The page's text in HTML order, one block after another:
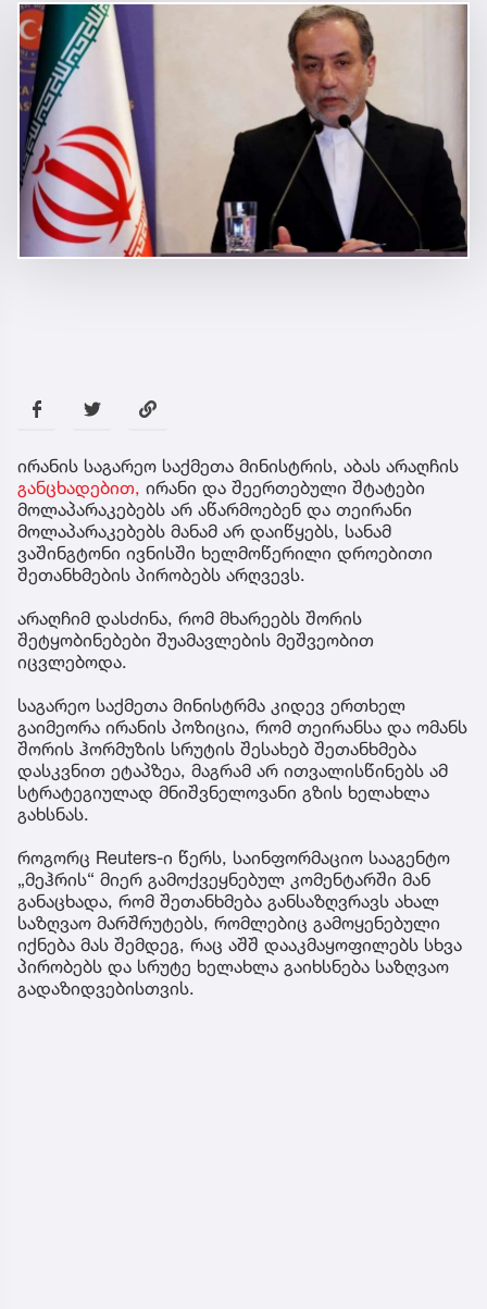
ირანის საგარეო საქმეთა მინისტრის, აბას არაღჩის
განცხადებით, ირანი და შეერთებული შტატები
მოლაპარაკებებს არ აწარმოებენ და თეირანი
მოლაპარაკებებს მანამ არ დაიწყებს, სანამ
ვაშინგტონი ივნისში ხელმოწერილი დროებითი
შეთანხმების პირობებს არღვევს.
არაღჩიმ დასძინა, რომ მხარეებს შორის
შეტყობინებები შუამავლების მეშვეობით
იცვლებოდა.
საგარეო საქმეთა მინისტრმა კიდევ ერთხელ
გაიმეორა ირანის პოზიცია, რომ თეირანსა და ომანს
შორის ჰორმუზის სრუტის შესახებ შეთანხმება
დასკვნით ეტაპზეა, მაგრამ არ ითვალისწინებს ამ
სტრატეგიულად მნიშვნელოვანი გზის ხელახლა
გახსნას.
როგორც Reuters-ი წერს, საინფორმაციო სააგენტო
„მეჰრის“ მიერ გამოქვეყნებულ კომენტარში მან
განაცხადა, რომ შეთანხმება განსაზღვრავს ახალ
საზღვაო მარშრუტებს, რომლებიც გამოყენებული
იქნება მას შემდეგ, რაც აშშ დააკმაყოფილებს სხვა
პირობებს და სრუტე ხელახლა გაიხსნება საზღვაო
გადაზიდვებისთვის.